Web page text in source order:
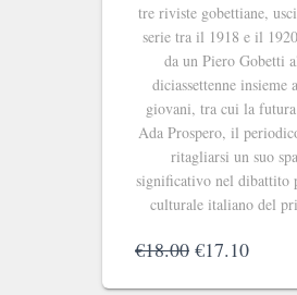
tre riviste gobettiane,
serie tra il 1918 e il
da un Piero Gobetti
diciassettenne insieme
giovani, tra cui la
Ada Prospero, il
ritagliarsi un suo
significativo nel dibattito
culturale italiano del
€18.00 Il
€17.10Il